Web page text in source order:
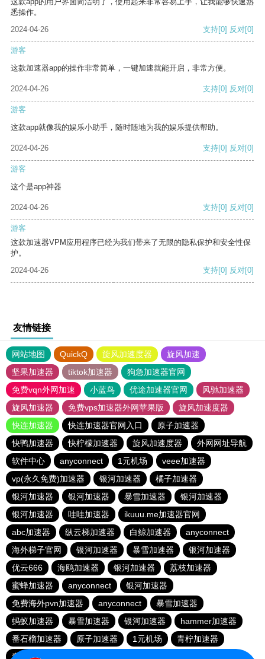
悉操作。
2024-04-26
支持[0] 反对[0]
游客
这款加速器app的操作非常简单，一键加速就能开启，非常方便。
2024-04-26 支持[0] 反对[0]
游客
这款app就像我的娱乐小助手，随时随地为我的娱乐提供帮助。
2024-04-26 支持[0] 反对[0]
游客
这个是app神器
2024-04-26 支持[0] 反对[0]
游客
这款加速器VPM应用程序已经为我们带来了无限的隐私保护和安全性保
护。
2024-04-26
支持[0] 反对[0]
友情链接
网站地图 QuickQ 旋风加速度器
旋风加速
坚果加速器
tiktok加速器
狗急加速器官网
免费vqn外网加速
小蓝鸟 优途加速器官网
风驰加速器
旋风加速器
免费vps加速器外网苹果版
旋风加速度器
快连加速器
快连加速器官网入口
原子加速器
快鸭加速器
快柠檬加速器 旋风加速度器
外网网址导航
软件中心
anyconnect 1元机场
veee加速器
vp(永久免费)加速器
银河加速器
橘子加速器
银河加速器
银河加速器 暴雪加速器
银河加速器
银河加速器
哇哇加速器
ikuuu.me加速器官网
abc加速器
纵云梯加速器 白鲸加速器
anyconnect
海外梯子官网
银河加速器 暴雪加速器
银河加速器
优云666
海鸥加速器 银河加速器
荔枝加速器
蜜蜂加速器
anyconnect
银河加速器
免费海外pvn加速器
anyconnect
暴雪加速器
蚂蚁加速器
暴雪加速器 银河加速器
hammer加速器
番石榴加速器
原子加速器 1元机场
青柠加速器
青柠加速器